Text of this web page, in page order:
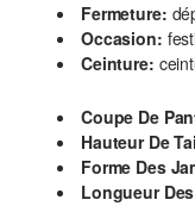
Fermeture:
Occasion:
Ceinture:
Coupe De
Hauteur De
Forme Des
Longueur